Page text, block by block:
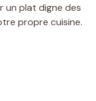
un plat digne des
propre cuisine.